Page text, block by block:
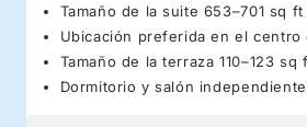
Tamaño de la suite 653–701 sq ft
Ubicación preferida en el centro
Tamaño de la terraza 110–123 sq
Dormitorio y salón